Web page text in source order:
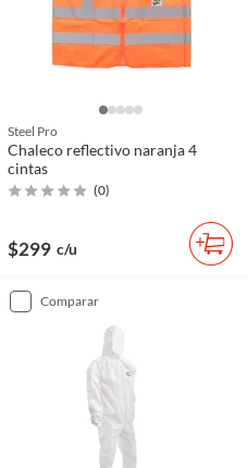
Steel Pro
Chaleco reflectivo naranja 4
cintas
(0)
$299 c/u
comparar